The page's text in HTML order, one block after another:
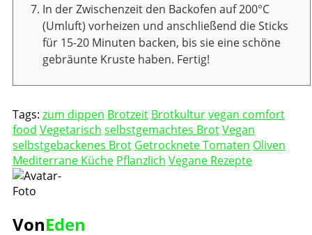
In der Zwischenzeit den Backofen auf 200°C
(Umluft) vorheizen und anschließend die Sticks
für 15-20 Minuten backen, bis sie eine schöne
gebräunte Kruste haben. Fertig!
Tags: zum dippen Brotzeit Brotkulturvegan comfort
food Vegetarisch selbstgemachtes BrotVegan
selbstgebackenes Brot Getrocknete Tomaten Oliven
Mediterrane Küche Pflanzlich Vegane Rezepte
VonEden